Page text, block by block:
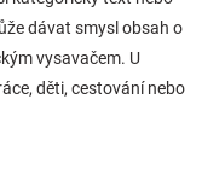
dávat smysl obsah o
vysavačem. U
děti, cestování nebo